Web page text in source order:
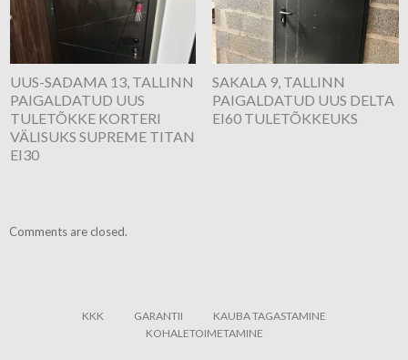
UUS-SADAMA 13, TALLINN
PAIGALDATUD UUS
TULETÕKKE KORTERI
VÄLISUKS SUPREME TITAN
EI30
SAKALA 9, TALLINN
PAIGALDATUD UUS DELTA
EI60 TULETÕKKEUKS
Comments are closed.
KKK GARANTII
KAUBA TAGASTAMINE
KOHALETOIMETAMINE